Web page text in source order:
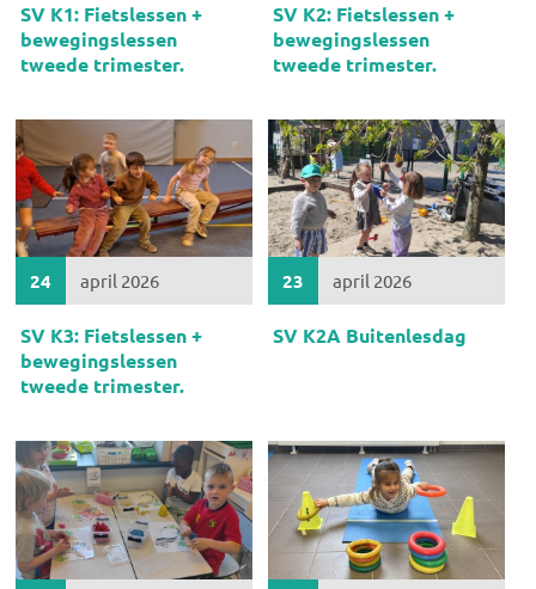
SV K1: Fietslessen +
bewegingslessen
tweede trimester.
SV K2: Fietslessen +
bewegingslessen
tweede trimester.
24 april 2026
SV K3: Fietslessen +
bewegingslessen
tweede trimester.
23 april 2026
SV K2A Buitenlesdag